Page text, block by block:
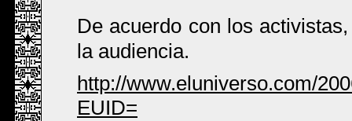
De acuerdo con los
la audiencia.
http://www.eluniverso.com/
EUID=